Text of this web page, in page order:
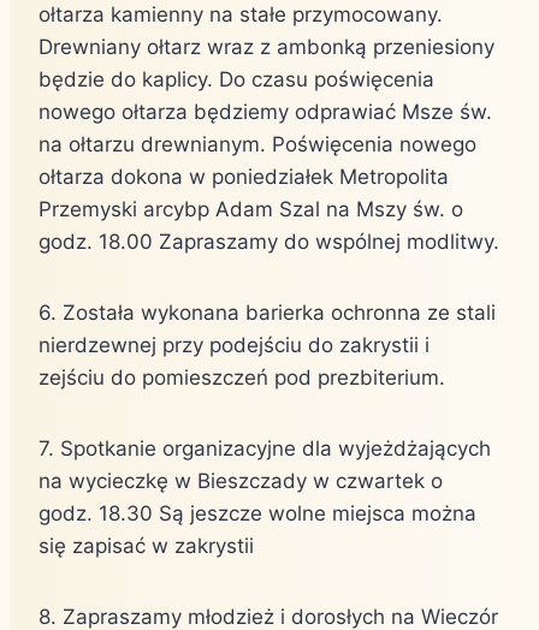
ołtarza kamienny na stałe przymocowany.
Drewniany ołtarz wraz z ambonką przeniesiony
będzie do kaplicy. Do czasu poświęcenia
nowego ołtarza będziemy odprawiać Msze św.
na ołtarzu drewnianym. Poświęcenia nowego
ołtarza dokona w poniedziałek Metropolita
Przemyski arcybp Adam Szal na Mszy św. o
godz. 18.00 Zapraszamy do wspólnej modlitwy.
6. Została wykonana barierka ochronna ze stali
nierdzewnej przy podejściu do zakrystii i
zejściu do pomieszczeń pod prezbiterium.
7. Spotkanie organizacyjne dla wyjeżdżających
na wycieczkę w Bieszczady w czwartek o
godz. 18.30 Są jeszcze wolne miejsca można
się zapisać w zakrystii
8. Zapraszamy młodzież i dorosłych na Wieczór